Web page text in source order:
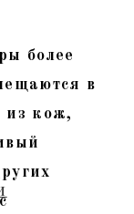
более
в
из кож,